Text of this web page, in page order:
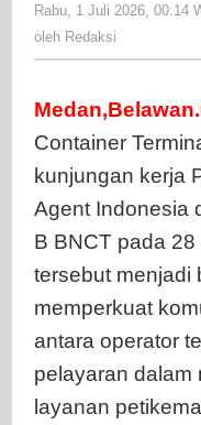
Rabu, 1 Juli 2026, 00:14
oleh Redaksi
Container
kunjungan kerja
Agent Indonesia
B BNCT pada
tersebut menjadi
memperkuat
antara operator
pelayaran dalam
layanan